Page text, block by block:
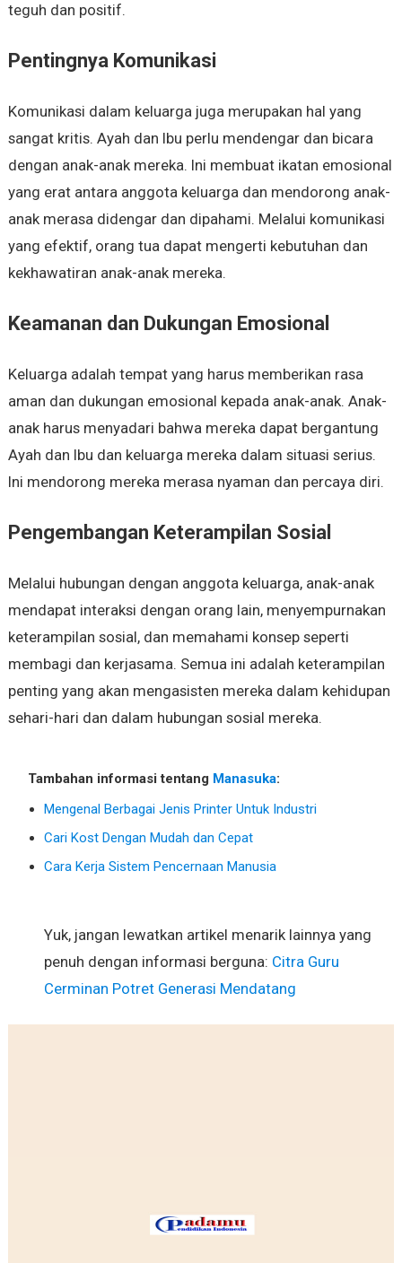
teguh dan positif.
Pentingnya Komunikasi
Komunikasi dalam keluarga juga merupakan hal yang
sangat kritis. Ayah dan Ibu perlu mendengar dan bicara
dengan anak-anak mereka. Ini membuat ikatan emosional
yang erat antara anggota keluarga dan mendorong anak-
anak merasa didengar dan dipahami. Melalui komunikasi
yang efektif, orang tua dapat mengerti kebutuhan dan
kekhawatiran anak-anak mereka.
Keamanan dan Dukungan Emosional
Keluarga adalah tempat yang harus memberikan rasa
aman dan dukungan emosional kepada anak-anak. Anak-
anak harus menyadari bahwa mereka dapat bergantung
Ayah dan Ibu dan keluarga mereka dalam situasi serius.
Ini mendorong mereka merasa nyaman dan percaya diri.
Pengembangan Keterampilan Sosial
Melalui hubungan dengan anggota keluarga, anak-anak
mendapat interaksi dengan orang lain, menyempurnakan
keterampilan sosial, dan memahami konsep seperti
membagi dan kerjasama. Semua ini adalah keterampilan
penting yang akan mengasisten mereka dalam kehidupan
sehari-hari dan dalam hubungan sosial mereka.
Tambahan informasi tentang Manasuka:
Mengenal Berbagai Jenis Printer Untuk Industri
Cari Kost Dengan Mudah dan Cepat
Cara Kerja Sistem Pencernaan Manusia
Yuk, jangan lewatkan artikel menarik lainnya yang
penuh dengan informasi berguna: Citra Guru
Cerminan Potret Generasi Mendatang